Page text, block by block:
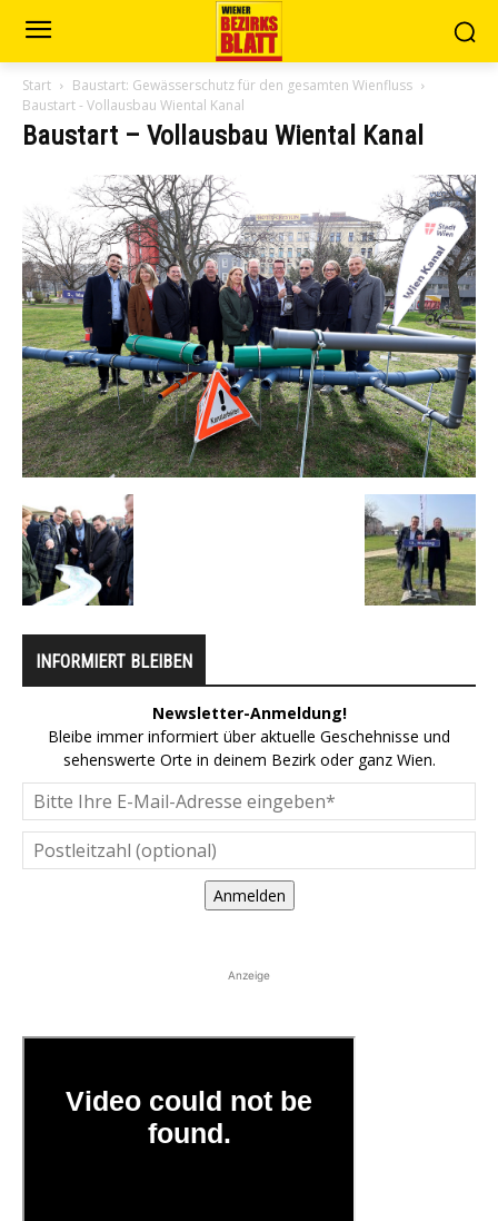
Start
Baustart: Gewässerschutz für den gesamten Wienfluss
Baustart - Vollausbau Wiental Kanal
Baustart – Vollausbau Wiental Kanal
INFORMIERT BLEIBEN
Newsletter-Anmeldung!
Bleibe immer informiert über aktuelle Geschehnisse und
sehenswerte Orte in deinem Bezirk oder ganz Wien.
Anmelden
Anzeige